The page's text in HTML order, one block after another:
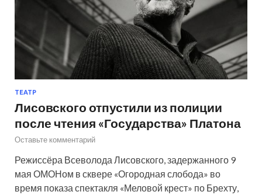
ТЕАТР
Лисовского отпустили из полиции
после чтения «Государства» Платона
Оставьте комментарий
Режиссёра Всеволода Лисовского, задержанного 9
мая ОМОНом в сквере «Огородная слобода» во
время показа спектакля «Меловой крест» по Брехту,